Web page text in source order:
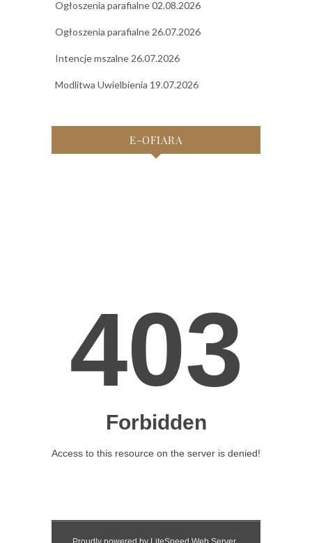
Ogłoszenia parafialne 02.08.2026
Ogłoszenia parafialne 26.07.2026
Intencje mszalne 26.07.2026
Modlitwa Uwielbienia 19.07.2026
E-OFIARA